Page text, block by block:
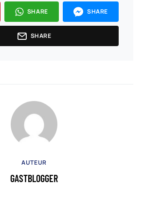
SHARE SHARE
SHARE
AUTEUR
GASTBLOGGER